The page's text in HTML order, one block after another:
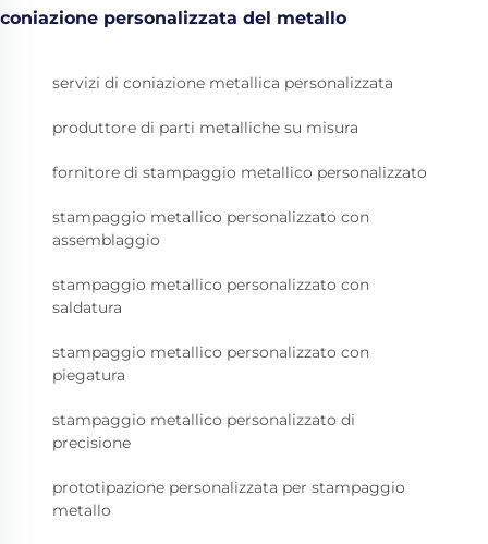
coniazione personalizzata del metallo
servizi di coniazione metallica personalizzata
produttore di parti metalliche su misura
fornitore di stampaggio metallico personalizzato
stampaggio metallico personalizzato con
assemblaggio
stampaggio metallico personalizzato con
saldatura
stampaggio metallico personalizzato con
piegatura
stampaggio metallico personalizzato di
precisione
prototipazione personalizzata per stampaggio
metallo